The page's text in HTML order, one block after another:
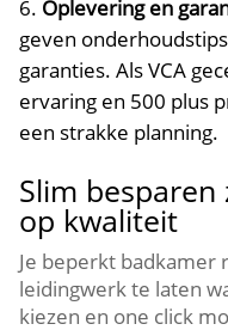
Oplevering en
geven
garanties.​ Als VCA
ervaring en 500 plus
een strakke planning.​
Slim
op kwaliteit
Je beperkt badkamer
leidingwerk te laten
kiezen en one click